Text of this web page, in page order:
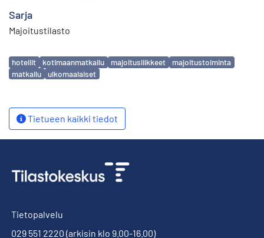
Sarja
Majoitustilasto
Avainsanat
hotellit kotimaanmatkailu majoitusliikkeet
majoitustoiminta
matkailu
ulkomaalaiset
Tietueen kaikki tiedot
Tietopalvelu
029 551 2220 (arkisin klo 9.00-16.00)